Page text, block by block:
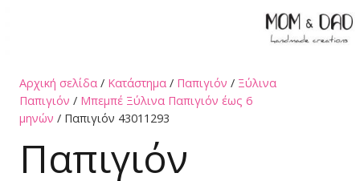
Αρχική σελίδα / Κατάστημα / Παπιγιόν / Ξύλινα
Παπιγιόν / Μπεμπέ Ξύλινα Παπιγιόν έως 6
μηνών / Παπιγιόν 43011293
Παπιγιόν